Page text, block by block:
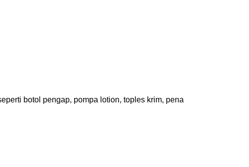
botol pengap, pompa lotion, toples krim, pena